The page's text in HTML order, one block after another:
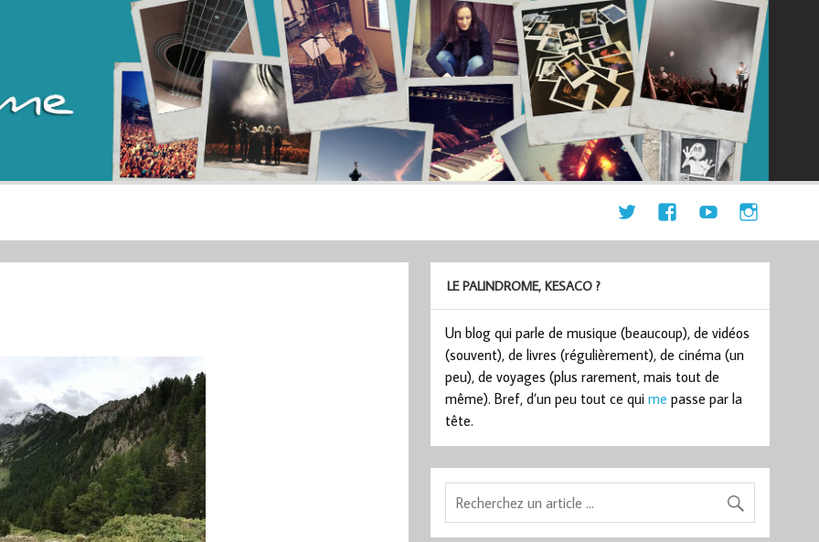
LE PALINDROME, KESACO ?
Un blog qui parle de musique (beaucoup), de vidéos
(souvent), de livres (régulièrement), de cinéma (un
peu), de voyages (plus rarement, mais tout de
même). Bref, d’un peu tout ce quime passe par la
tête.